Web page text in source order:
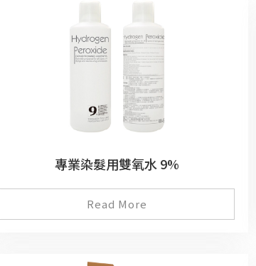
專業染髮用雙氧水 9%
Read More